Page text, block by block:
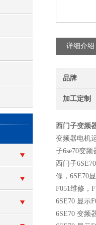
详细介绍
品牌
加工定制
西门子变频
变频器电机
子6se70变
西门子
修，6SE70
F051维修，
6SE70 显示
6SE70 变频